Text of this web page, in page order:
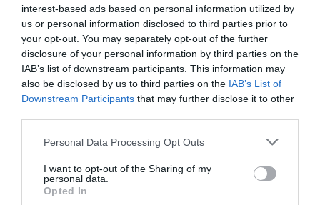
interest-based ads based on personal information utilized by
us or personal information disclosed to third parties prior to
your opt-out. You may separately opt-out of the further
disclosure of your personal information by third parties on the
IAB’s list of downstream participants. This information may
also be disclosed by us to third parties on the IAB’s List of
Downstream Participants that may further disclose it to other
Please note that this website/app uses one or more Google
not limited to your visit or usage behaviour. You may click to
grant or deny consent to Google and its third-party tags to
use your data for below specified purposes in below Google
Personal Data Processing Opt Outs
I want to opt-out of the Sharing of my
personal data.
Opted In